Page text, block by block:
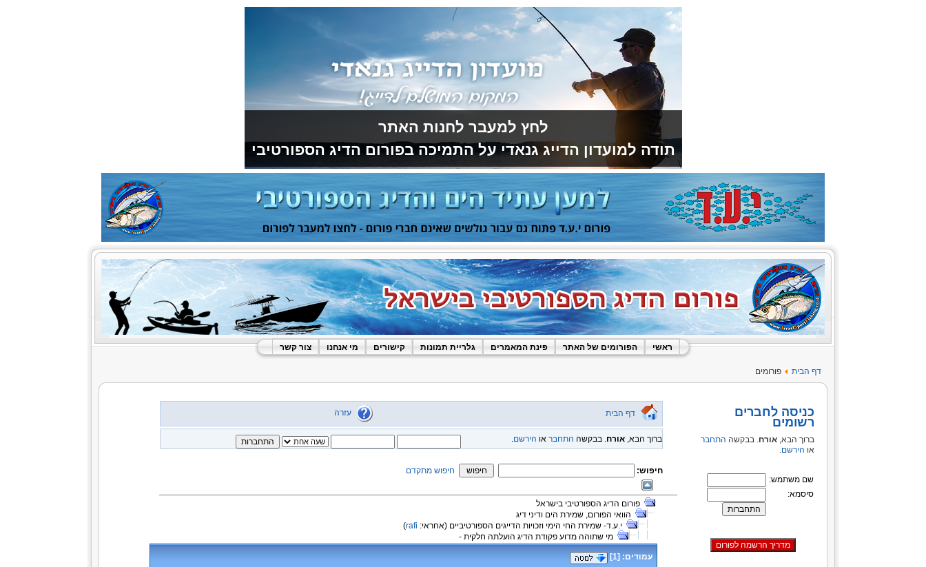
לחץ למעבר לחנות האתר
תודה למועדון הדייג גנאדי על התמיכה בפורום הדיג הספורטיבי
ראשי הפורומים של האתר פינת המאמרים גלריית תמונות קישורים מי אנחנו צור קשר
דף הבית פורומים
כניסה לחברים
רשומים
ברוך הבא, אורח. בבקשה התחבר
או הירשם.
שם משתמש:
סיסמא:
דף הבית עזרה
ברוך הבא, אורח. בבקשה התחבר או הירשם.
חיפוש: חיפוש מתקדם
פורום הדיג הספורטיבי בישראל
הוואי הפורום, שמירת הים ודיני דיג
י.ע.ד- שמירת החי הימי וזכויות הדייגים הספורטיביים (אחראי: rafi
)
מי שתוהה מדוע פקודת הדיג הועלתה חלקית -
עמודים: [
1
]